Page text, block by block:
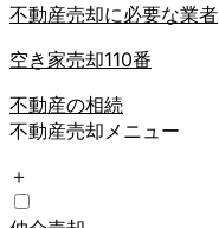
不動産売却に必要な業者
空き家売却110番
不動産の相続
不動産売却メニュー
＋